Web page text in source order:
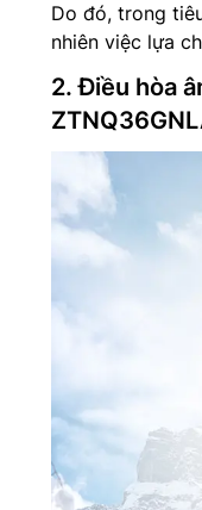
Do đó, trong
nhiên việc lựa
2. Điều hòa